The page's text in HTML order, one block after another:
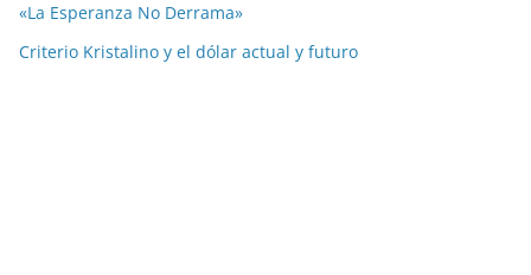
«La Esperanza No Derrama»
Criterio Kristalino y el dólar actual y futuro